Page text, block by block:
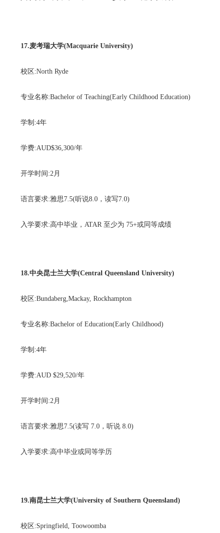
17.麦考瑞大学(Macquarie University)
校区:North Ryde
专业名称:Bachelor of Teaching(Early Childhood Education)
学制:4年
学费:AUD$36,300/年
开学时间:2月
语言要求:雅思7.5(听说8.0，读写7.0)
入学要求:高中毕业，ATAR 至少为 75+或同等成绩
18.中央昆士兰大学(Central Queensland University)
校区:Bundaberg,Mackay, Rockhampton
专业名称:Bachelor of Education(Early Childhood)
学制:4年
学费:AUD $29,520/年
开学时间:2月
语言要求:雅思7.5(读写 7.0，听说 8.0)
入学要求:高中毕业或同等学历
19.南昆士兰大学(University of Southern Queensland)
校区:Springfield, Toowoomba